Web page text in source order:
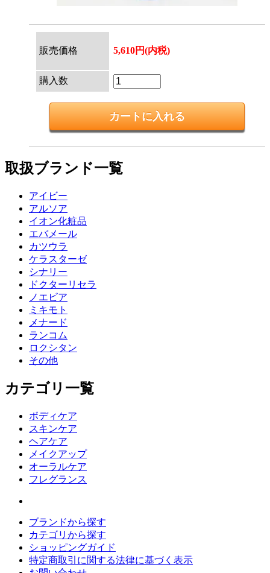
販売価格 5,610円(内税)
購入数
取扱ブランド一覧
アイビー
アルソア
イオン化粧品
エバメール
カツウラ
ケラスターゼ
シナリー
ドクターリセラ
ノエビア
ミキモト
メナード
ランコム
ロクシタン
その他
カテゴリ一覧
ボディケア
スキンケア
ヘアケア
メイクアップ
オーラルケア
フレグランス
ブランドから探す
カテゴリから探す
ショッピングガイド
特定商取引に関する法律に基づく表示